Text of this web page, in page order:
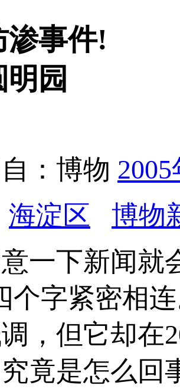
渗事件!
明园
：博物
海淀区
博物
一下新闻就
个字紧密相
，但它却在
竟是怎么回